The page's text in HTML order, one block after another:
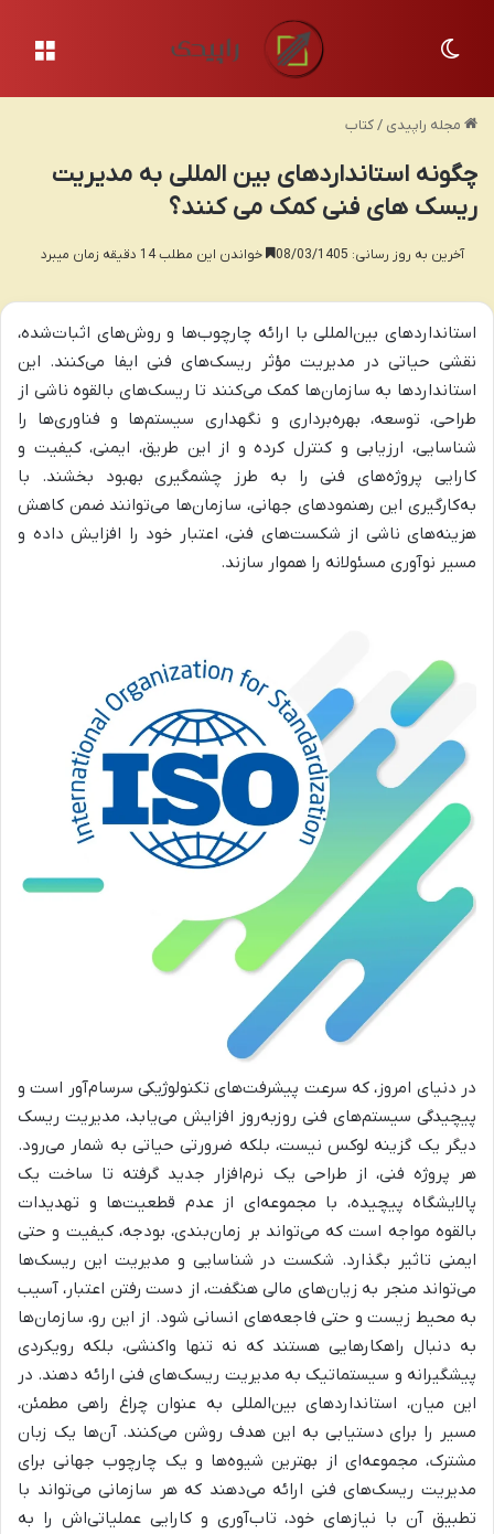
مجله راپیدی /کتاب
چگونه استانداردهای بین المللی به مدیریت
ریسک های فنی کمک می کنند؟
آخرین به روز رسانی: 08/03/1405 خواندن این مطلب 14 دقیقه زمان میبرد
استانداردهای بین‌المللی با ارائه چارچوب‌ها و روش‌های اثبات‌شده،
نقشی حیاتی در مدیریت مؤثر ریسک‌های فنی ایفا می‌کنند. این
استانداردها به سازمان‌ها کمک می‌کنند تا ریسک‌های بالقوه ناشی از
طراحی، توسعه، بهره‌برداری و نگهداری سیستم‌ها و فناوری‌ها را
شناسایی، ارزیابی و کنترل کرده و از این طریق، ایمنی، کیفیت و
کارایی پروژه‌های فنی را به طرز چشمگیری بهبود بخشند. با
به‌کارگیری این رهنمودهای جهانی، سازمان‌ها می‌توانند ضمن کاهش
هزینه‌های ناشی از شکست‌های فنی، اعتبار خود را افزایش داده و
مسیر نوآوری مسئولانه را هموار سازند.
در دنیای امروز، که سرعت پیشرفت‌های تکنولوژیکی سرسام‌آور است و
پیچیدگی سیستم‌های فنی روزبه‌روز افزایش می‌یابد، مدیریت ریسک
دیگر یک گزینه لوکس نیست، بلکه ضرورتی حیاتی به شمار می‌رود.
هر پروژه فنی، از طراحی یک نرم‌افزار جدید گرفته تا ساخت یک
پالایشگاه پیچیده، با مجموعه‌ای از عدم قطعیت‌ها و تهدیدات
بالقوه مواجه است که می‌تواند بر زمان‌بندی، بودجه، کیفیت و حتی
ایمنی تاثیر بگذارد. شکست در شناسایی و مدیریت این ریسک‌ها
می‌تواند منجر به زیان‌های مالی هنگفت، از دست رفتن اعتبار، آسیب
به محیط زیست و حتی فاجعه‌های انسانی شود. از این رو، سازمان‌ها
به دنبال راهکارهایی هستند که نه تنها واکنشی، بلکه رویکردی
پیشگیرانه و سیستماتیک به مدیریت ریسک‌های فنی ارائه دهند. در
این میان، استانداردهای بین‌المللی به عنوان چراغ راهی مطمئن،
مسیر را برای دستیابی به این هدف روشن می‌کنند. آن‌ها یک زبان
مشترک، مجموعه‌ای از بهترین شیوه‌ها و یک چارچوب جهانی برای
مدیریت ریسک‌های فنی ارائه می‌دهند که هر سازمانی می‌تواند با
تطبیق آن با نیازهای خود، تاب‌آوری و کارایی عملیاتی‌اش را به